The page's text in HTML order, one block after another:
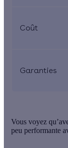
Coût
Garanties
Vous voyez
peu performante